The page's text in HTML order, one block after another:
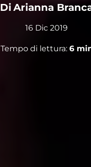
Di Arianna
16 Dic 2019
Tempo di lettura: 6